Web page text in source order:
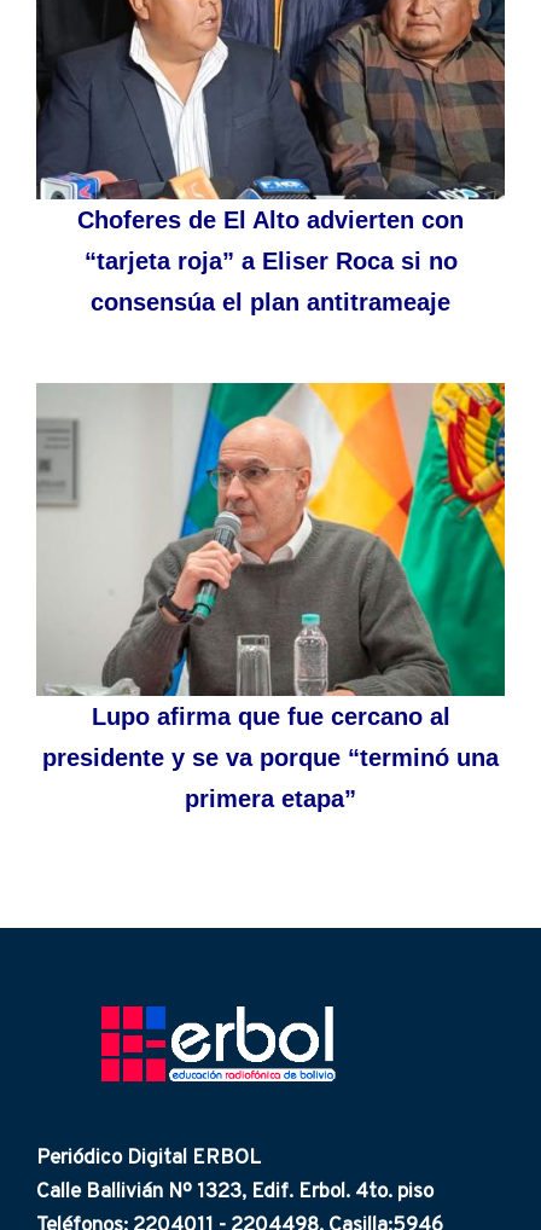
Choferes de El Alto advierten con
“tarjeta roja” a Eliser Roca si no
consensúa el plan antitrameaje
Lupo afirma que fue cercano al
presidente y se va porque “terminó una
primera etapa”
Periódico Digital ERBOL
Calle Ballivián Nº 1323, Edif. Erbol. 4to. piso